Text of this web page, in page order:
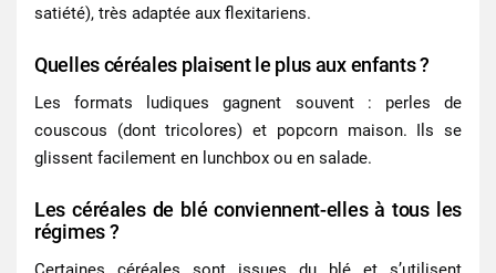
satiété), très adaptée aux flexitariens.
Quelles céréales plaisent le plus aux enfants ?
Les formats ludiques gagnent souvent : perles de
couscous (dont tricolores) et popcorn maison. Ils se
glissent facilement en lunchbox ou en salade.
Les céréales de blé conviennent-elles à tous les
régimes ?